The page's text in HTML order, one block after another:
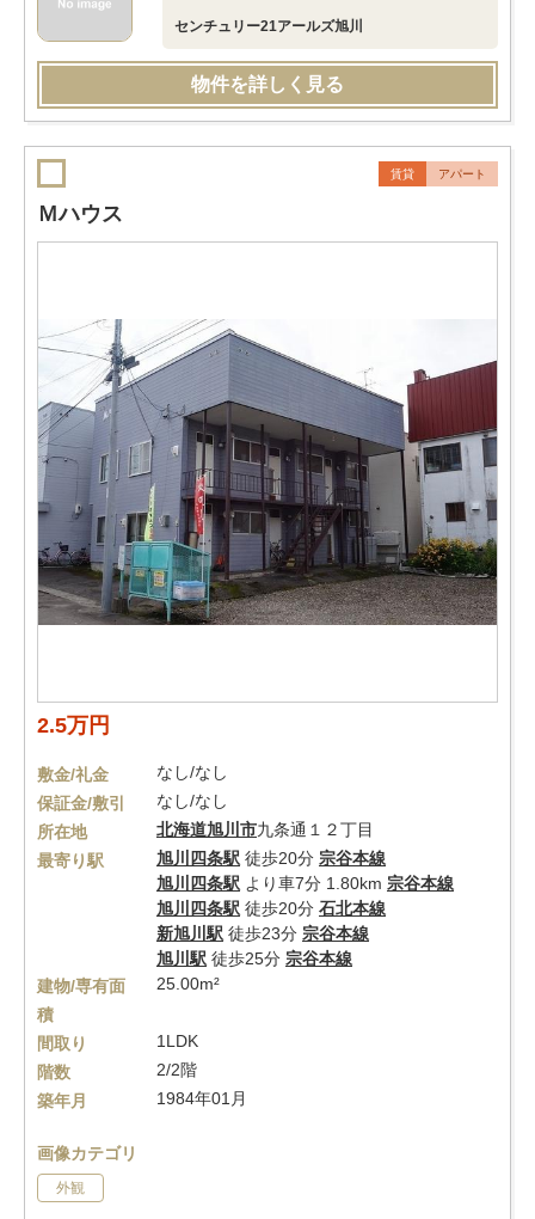
センチュリー21アールズ旭川
物件を詳しく見る
賃貸 アパート
Ｍハウス
2.5万円
敷金/礼金
なし/なし
保証金/敷引
なし/なし
所在地
北海道旭川市九条通１２丁目
最寄り駅
旭川四条駅 徒歩20分 宗谷本線
旭川四条駅 より車7分 1.80km 宗谷本線
旭川四条駅 徒歩20分 石北本線
新旭川駅 徒歩23分 宗谷本線
旭川駅 徒歩25分 宗谷本線
建物/専有面
積
25.00m²
間取り
1LDK
階数
2/2階
築年月
1984年01月
画像カテゴリ
外観